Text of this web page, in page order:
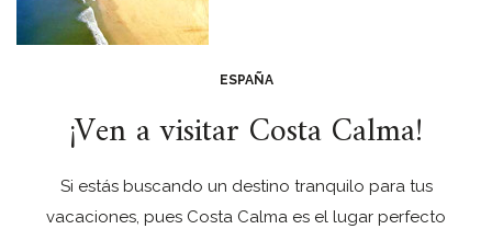
ESPAÑA
¡Ven a visitar Costa Calma!
Si estás buscando un destino tranquilo para tus
vacaciones, pues Costa Calma es el lugar perfecto